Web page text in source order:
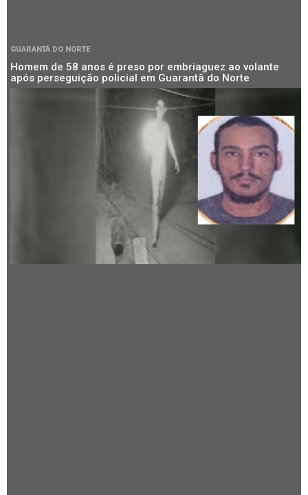
GUARANTÃ DO NORTE
Homem de 58 anos é preso por embriaguez ao volante
após perseguição policial em Guarantã do Norte